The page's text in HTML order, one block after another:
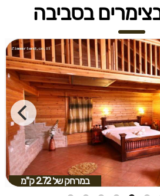
בסביבה
במרחק של 2.72 ק"מ